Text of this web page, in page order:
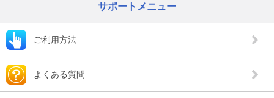
サポートメニュー
ご利用方法
よくある質問